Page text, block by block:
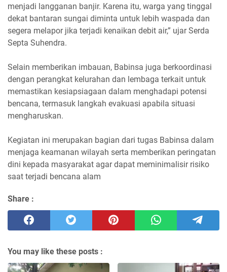
menjadi langganan banjir. Karena itu, warga yang tinggal
dekat bantaran sungai diminta untuk lebih waspada dan
segera melapor jika terjadi kenaikan debit air,” ujar Serda
Septa Suhendra.
Selain memberikan imbauan, Babinsa juga berkoordinasi
dengan perangkat kelurahan dan lembaga terkait untuk
memastikan kesiapsiagaan dalam menghadapi potensi
bencana, termasuk langkah evakuasi apabila situasi
mengharuskan.
Kegiatan ini merupakan bagian dari tugas Babinsa dalam
menjaga keamanan wilayah serta memberikan peringatan
dini kepada masyarakat agar dapat meminimalisir risiko
saat terjadi bencana alam
Share :
You may like these posts :